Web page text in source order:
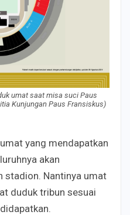
umat saat misa suci Paus
Kunjungan Paus Fransiskus)
yang mendapatkan
akan
stadion. Nantinya umat
duduk tribun sesuai